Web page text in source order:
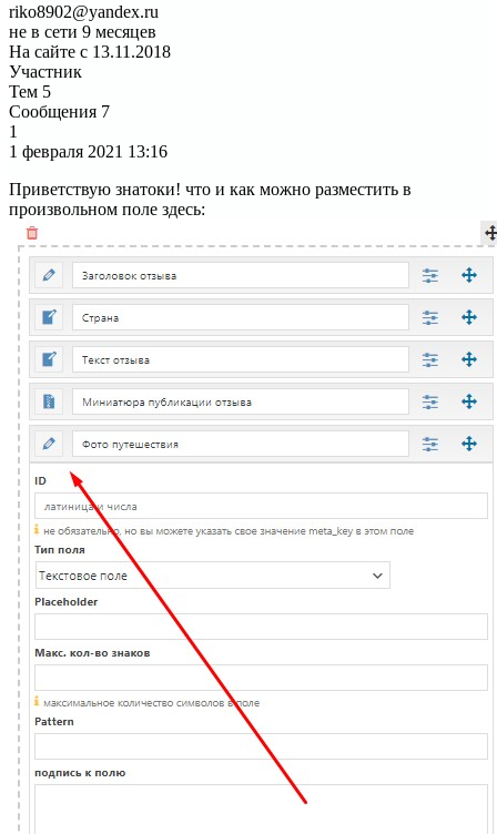
riko8902@yandex.ru
не в сети 9 месяцев
На сайте с 13.11.2018
Участник
Тем 5
Сообщения 7
1
1 февраля 2021 13:16
Приветствую знатоки! что и как можно разместить в
произвольном поле здесь: